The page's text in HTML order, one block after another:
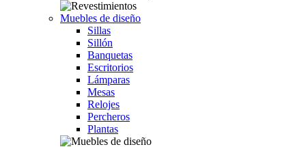
Muebles de diseño
Sillas
Sillón
Banquetas
Escritorios
Lámparas
Mesas
Relojes
Percheros
Plantas